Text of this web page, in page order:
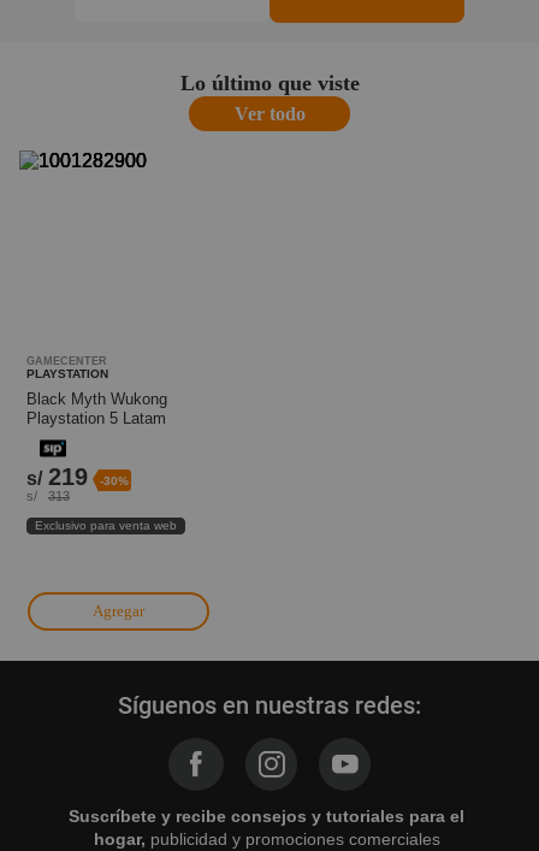
Lo último que viste
Ver todo
GAMECENTER
PLAYSTATION
Black Myth Wukong
Playstation 5 Latam
s/ 219 -30%
s/ 313
Exclusivo para venta web
Agregar
Síguenos en nuestras redes:
Suscríbete y recibe consejos y tutoriales para el
hogar, publicidad y promociones comerciales